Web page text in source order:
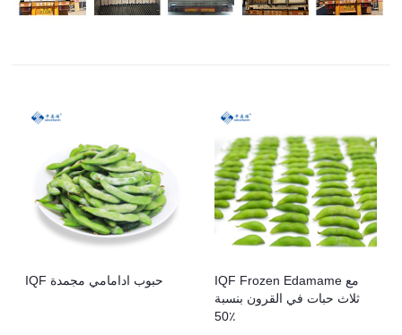
IQF حبوب ادامامي مجمدة
IQF Frozen Edamame مع
ثلاث حبات في القرون بنسبة
50٪